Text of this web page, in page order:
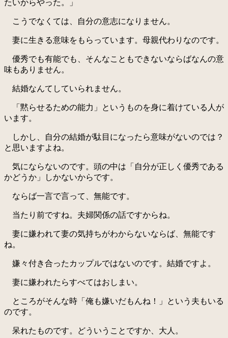
たいからやった。」
こうでなくては、自分の意志になりません。
妻に生きる意味をもらっています。母親代わりなのです。
優秀でも有能でも、そんなこともできないならばなんの意
味もありません。
結婚なんてしていられません。
「黙らせるための能力」というものを身に着けている人が
います。
しかし、自分の結婚が駄目になったら意味がないのでは？
と思いますよね。
気にならないのです。頭の中は「自分が正しく優秀である
かどうか」しかないからです。
ならば一言で言って、無能です。
当たり前ですね。夫婦関係の話ですからね。
妻に嫌われて妻の気持ちがわからないならば、無能です
ね。
嫌々付き合ったカップルではないのです。結婚ですよ。
妻に嫌われたらすべてはおしまい。
ところがそんな時「俺も嫌いだもんね！」という夫もいる
のです。
呆れたものです。どういうことですか、大人。